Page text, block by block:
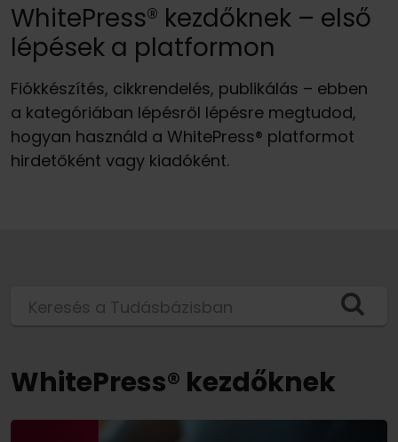
WhitePress® kezdőknek – első
lépések a platformon
Fiókkészítés, cikkrendelés, publikálás – ebben
a kategóriában lépésről lépésre megtudod,
hogyan használd a WhitePress® platformot
hirdetőként vagy kiadóként.
Keresés a Tudásbázisban
WhitePress® kezdőknek